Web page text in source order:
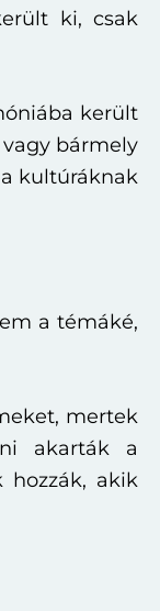
ki, csak
került
bármely
kultúráknak
a témáké,
mertek
akarták a
hozzák, akik